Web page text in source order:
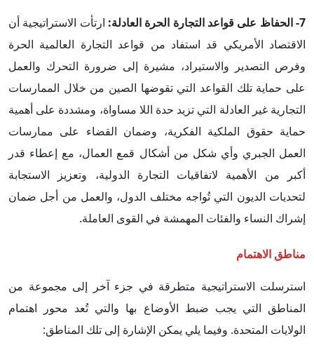
7- الحفاظ على قواعد التجارة الحرة العادلة: ارتأت الاستراتيجية أن
الاقتصاد الأمريكي قد استفاد من قواعد التجارة العالمية الحرة
وفرص التصدير والاستيراد، مشيرة إلى ضرورة التحرك والعمل
على حماية تلك القواعد التي تقوضها الصين من خلال الممارسات
التجارية غير العادلة التي تزيد حدة اللا مساواة، ومشددة على أهمية
حماية حقوق الملكية الفكرية، وضمان القضاء على ممارسات
العمل الجبري وأي شكل من أشكال قمع العمال، مع إعطاء قدر
أكبر من الأهمية لاتفاقيات التجارة الدولية، وتعزيز الاستجابة
لتحديات الديون التي تُواجه مختلف الدول، والعمل من أجل ضمان
إشراك النساء والفئات المهمشة في القوى العاملة.
مناطق الاهتمام
استرسلت الاستراتيجية متطرقة في جزء آخر إلى مجموعة من
المناطق التي يجب ضبط الأوضاع بها والتي تُعد محور اهتمام
الولايات المتحدة. وفيما يلي يمكن الإشارة إلى تلك المناطق: